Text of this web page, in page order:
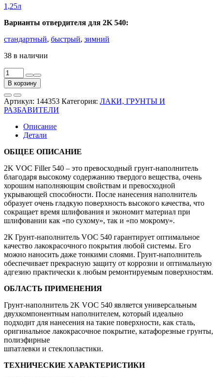
1,25л
Варианты отвердителя для 2K 540:
стандартный, быстрый, зимний
38 в наличии
Количество
товара
Грунт-
наполнитель
2К
VOC
(3.6л),
чёрный
В корзину
Артикул: 144353 Категория: ЛАКИ, ГРУНТЫ И
РАЗБАВИТЕЛИ
Описание
Детали
ОБЩЕЕ ОПИСАНИЕ
2K VOC Filler 540 – это превосходный грунт-наполнитель
благодаря высокому содержанию твердого вещества, очень
хорошим наполняющим свойствам и превосходной
укрывающей способности. После нанесения наполнитель
образует очень гладкую поверхность высокого качества, что
сокращает время шлифования и экономит материал при
шлифовании как «по сухому», так и «по мокрому».
2К Грунт-наполнитель VOC 540 гарантирует оптимальное
качество лакокрасочного покрытия любой системы. Его
можно наносить даже тонкими слоями. Грунт-наполнитель
обеспечивает прекрасную защиту от коррозии и оптимальную
адгезию практически к любым ремонтируемым поверхностям.
ОБЛАСТЬ ПРИМЕНЕНИЯ
Грунт-наполнитель 2K VOC 540 является универсальным
двухкомпонентным наполнителем, который идеально
подходит для нанесения на такие поверхности, как сталь,
оригинальное лакокрасочное покрытие, катафорезные грунты,
полиэфирные
шпатлевки и стеклопластики.
ТЕХНИЧЕСКИЕ ХАРАКТЕРИСТИКИ